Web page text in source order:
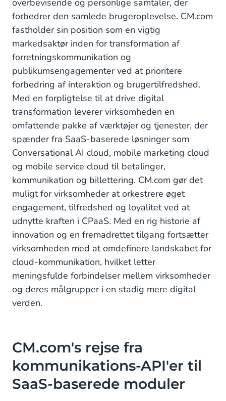
overbevisende og personlige samtaler, der
forbedrer den samlede brugeroplevelse. CM.com
fastholder sin position som en vigtig
markedsaktør inden for transformation af
forretningskommunikation og
publikumsengagementer ved at prioritere
forbedring af interaktion og brugertilfredshed.
Med en forpligtelse til at drive digital
transformation leverer virksomheden en
omfattende pakke af værktøjer og tjenester, der
spænder fra SaaS-baserede løsninger som
Conversational AI cloud, mobile marketing cloud
og mobile service cloud til betalinger,
kommunikation og billettering. CM.com gør det
muligt for virksomheder at orkestrere øget
engagement, tilfredshed og loyalitet ved at
udnytte kraften i CPaaS. Med en rig historie af
innovation og en fremadrettet tilgang fortsætter
virksomheden med at omdefinere landskabet for
cloud-kommunikation, hvilket letter
meningsfulde forbindelser mellem virksomheder
og deres målgrupper i en stadig mere digital
verden.
CM.com's rejse fra
kommunikations-API'er til
SaaS-baserede moduler